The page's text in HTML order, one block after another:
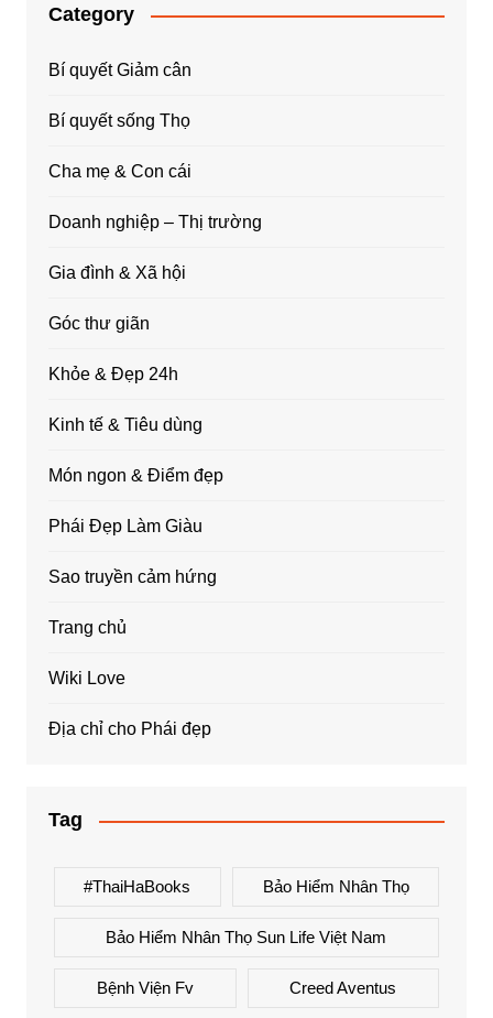
Category
Bí quyết Giảm cân
Bí quyết sống Thọ
Cha mẹ & Con cái
Doanh nghiệp – Thị trường
Gia đình & Xã hội
Góc thư giãn
Khỏe & Đẹp 24h
Kinh tế & Tiêu dùng
Món ngon & Điểm đẹp
Phái Đẹp Làm Giàu
Sao truyền cảm hứng
Trang chủ
Wiki Love
Địa chỉ cho Phái đẹp
Tag
#ThaiHaBooks Bảo Hiểm Nhân Thọ
Bảo Hiểm Nhân Thọ Sun Life Việt Nam
Bệnh Viện Fv Creed Aventus